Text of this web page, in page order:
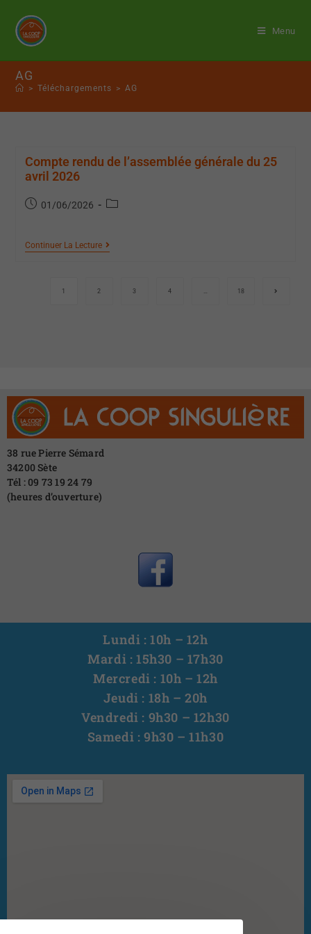
Menu
AG
> Téléchargements > AG
Compte rendu de l’assemblée générale du 25
avril 2026
01/06/2026
Continuer La Lecture
1 2 3 4 … 18
38 rue Pierre Sémard
34200 Sète
Tél : 09 73 19 24 79
(heures d’ouverture)
Lundi : 10h – 12h
Mardi : 15h30 – 17h30
Mercredi : 10h – 12h
Jeudi : 18h – 20h
Vendredi : 9h30 – 12h30
Samedi : 9h30 – 11h30